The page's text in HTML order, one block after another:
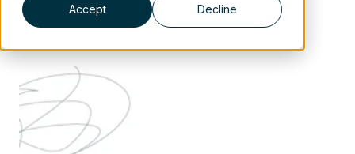
Accept Decline